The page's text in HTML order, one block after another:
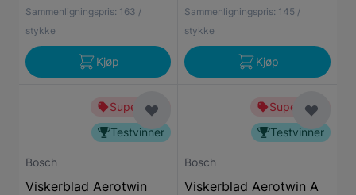
Sammenligningspris: 163 /
stykke
Kjøp
Sammenligningspris: 145 /
stykke
Kjøp
Superbillig
Testvinner
Bosch
Viskerblad Aerotwin
Superbillig
Testvinner
Bosch
Viskerblad Aerotwin A